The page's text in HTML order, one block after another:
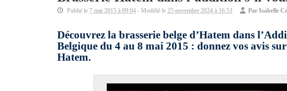
Publié le 7 mai 2015 à 09:04 - Modifié le 25 novembre 2024 à 16:53 Par Isabelle
Découvrez la brasserie belge d’Hatem dans
Belgique du 4 au 8 mai 2015 : donnez vos avis
Hatem.